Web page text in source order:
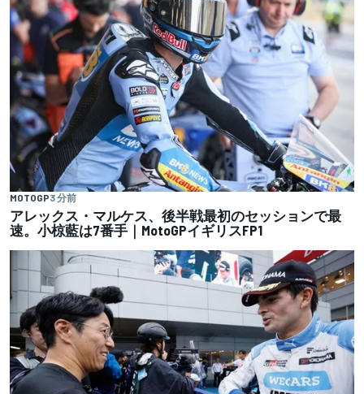
MOTOGP3 分前
アレックス・マルケス、後半戦最初のセッションで最
速。小椋藍は7番手｜MotoGPイギリスFP1